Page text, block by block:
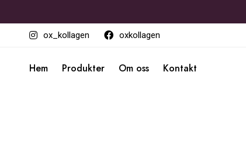
ox_kollagen oxkollagen
Hem Produkter Om oss Kontakt